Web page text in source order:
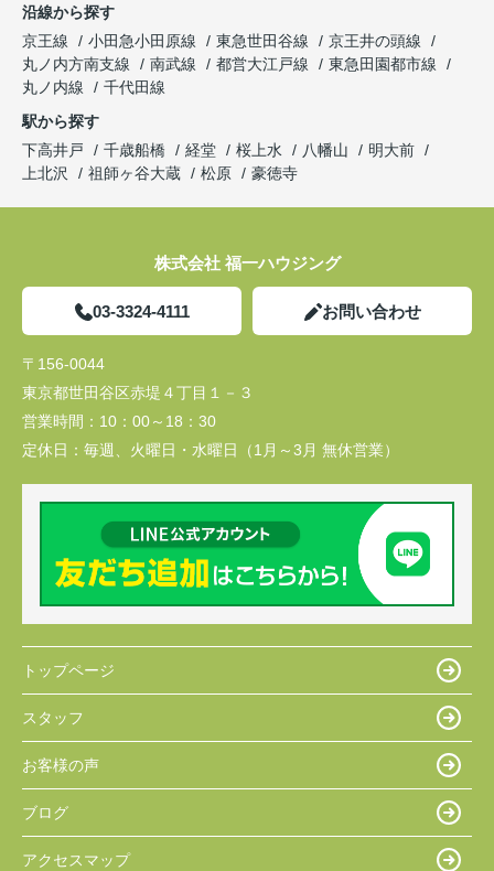
沿線から探す
京王線
小田急小田原線 東急世田谷線
京王井の頭線
丸ノ内方南支線
南武線 都営大江戸線
東急田園都市線
丸ノ内線
千代田線
駅から探す
下高井戸
千歳船橋 経堂 桜上水 八幡山
明大前
上北沢
祖師ヶ谷大蔵 松原 豪徳寺
株式会社 福一ハウジング
03-3324-4111 お問い合わせ
〒156-0044
東京都世田谷区赤堤４丁目１－３
営業時間： 10：00～18：30
定休日： 毎週、火曜日・水曜日（1月～3月 無休営業）
トップページ
スタッフ
お客様の声
ブログ
アクセスマップ